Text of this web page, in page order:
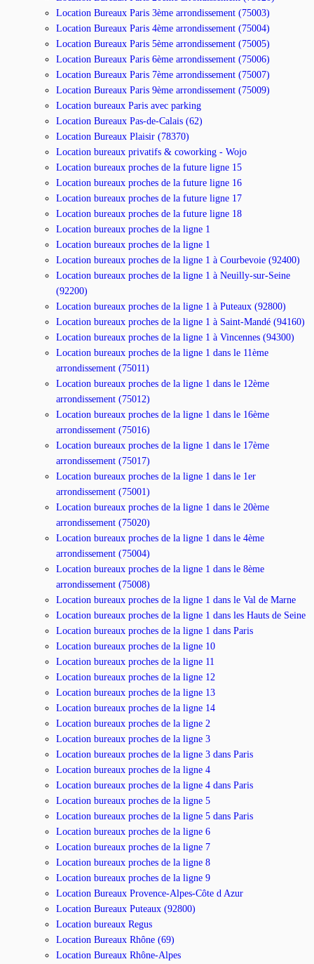
Location Bureaux Paris 3ème arrondissement (75003)
Location Bureaux Paris 4ème arrondissement (75004)
Location Bureaux Paris 5ème arrondissement (75005)
Location Bureaux Paris 6ème arrondissement (75006)
Location Bureaux Paris 7ème arrondissement (75007)
Location Bureaux Paris 9ème arrondissement (75009)
Location bureaux Paris avec parking
Location Bureaux Pas-de-Calais (62)
Location Bureaux Plaisir (78370)
Location bureaux privatifs & coworking - Wojo
Location bureaux proches de la future ligne 15
Location bureaux proches de la future ligne 16
Location bureaux proches de la future ligne 17
Location bureaux proches de la future ligne 18
Location bureaux proches de la ligne 1
Location bureaux proches de la ligne 1
Location bureaux proches de la ligne 1 à Courbevoie (92400)
Location bureaux proches de la ligne 1 à Neuilly-sur-Seine
(92200)
Location bureaux proches de la ligne 1 à Puteaux (92800)
Location bureaux proches de la ligne 1 à Saint-Mandé (94160)
Location bureaux proches de la ligne 1 à Vincennes (94300)
Location bureaux proches de la ligne 1 dans le 11ème
arrondissement (75011)
Location bureaux proches de la ligne 1 dans le 12ème
arrondissement (75012)
Location bureaux proches de la ligne 1 dans le 16ème
arrondissement (75016)
Location bureaux proches de la ligne 1 dans le 17ème
arrondissement (75017)
Location bureaux proches de la ligne 1 dans le 1er
arrondissement (75001)
Location bureaux proches de la ligne 1 dans le 20ème
arrondissement (75020)
Location bureaux proches de la ligne 1 dans le 4ème
arrondissement (75004)
Location bureaux proches de la ligne 1 dans le 8ème
arrondissement (75008)
Location bureaux proches de la ligne 1 dans le Val de Marne
Location bureaux proches de la ligne 1 dans les Hauts de Seine
Location bureaux proches de la ligne 1 dans Paris
Location bureaux proches de la ligne 10
Location bureaux proches de la ligne 11
Location bureaux proches de la ligne 12
Location bureaux proches de la ligne 13
Location bureaux proches de la ligne 14
Location bureaux proches de la ligne 2
Location bureaux proches de la ligne 3
Location bureaux proches de la ligne 3 dans Paris
Location bureaux proches de la ligne 4
Location bureaux proches de la ligne 4 dans Paris
Location bureaux proches de la ligne 5
Location bureaux proches de la ligne 5 dans Paris
Location bureaux proches de la ligne 6
Location bureaux proches de la ligne 7
Location bureaux proches de la ligne 8
Location bureaux proches de la ligne 9
Location Bureaux Provence-Alpes-Côte d Azur
Location Bureaux Puteaux (92800)
Location bureaux Regus
Location Bureaux Rhône (69)
Location Bureaux Rhône-Alpes